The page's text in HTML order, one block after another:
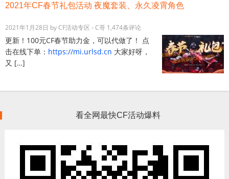
2021年CF春节礼包活动 夜魔套装、永久凌霄角色
2021年1月28日 byCF活动专区 - C哥 1,474条评论
更新！100元CF春节助力金，可以代做了！ 点
击在线下单： https://mi.urlsd.cn 大家好呀，
又 […]
看全网最快CF活动爆料